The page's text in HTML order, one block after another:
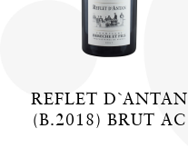
REFLET D`ANTAN
(B.2018) BRUT AC